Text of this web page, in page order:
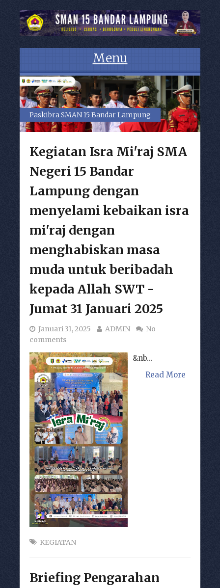
Menu
Skip to content
Paskibra SMAN 15 Bandar Lampung
Kegiatan Isra Mi'raj SMA
Negeri 15 Bandar
Lampung dengan
menyelami kebaikan isra
mi'raj dengan
menghabiskan masa
muda untuk beribadah
kepada Allah SWT -
Jumat 31 Januari 2025
Januari 31, 2025 ADMIN
No
comments
&nb...
Read More
KEGIATAN
Briefing Pengarahan